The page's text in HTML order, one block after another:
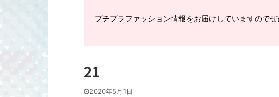
プチプラファッション情報をお届けしていますので
21
2020年5月1日